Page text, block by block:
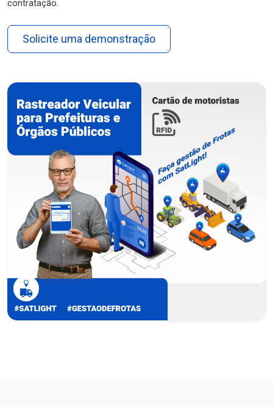
contratação.
Solicite uma demonstração